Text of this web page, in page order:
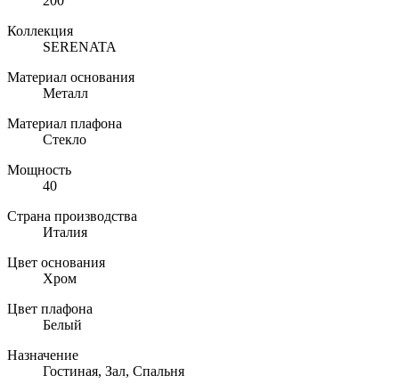
Коллекция
SERENATA
Материал основания
Металл
Материал плафона
Стекло
Мощность
40
Страна производства
Италия
Цвет основания
Хром
Цвет плафона
Белый
Назначение
Гостиная, Зал, Спальня